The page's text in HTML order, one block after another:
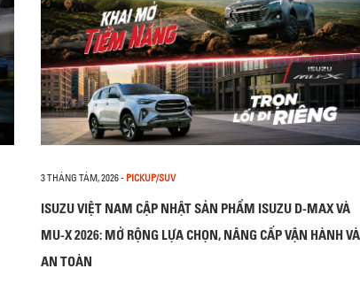
3 THÁNG TÁM, 2026- PICKUP/SUV
ISUZU VIỆT NAM CẬP NHẬT SẢN PHẨM ISUZU D-MAX VÀ
MU-X 2026: MỞ RỘNG LỰA CHỌN, NÂNG CẤP VẬN HÀNH VÀ
AN TOÀN